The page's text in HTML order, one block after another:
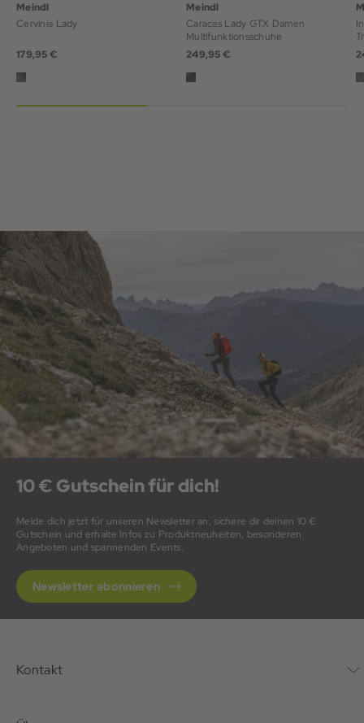
Meindl
Cervinia Lady
179,95 €
Meindl
Caracas Lady GTX Damen
Multifunktionsschuhe
249,95 €
10 € Gutschein für dich!
Melde dich jetzt für unseren Newsletter an, sichere dir deinen 10 €
Gutschein und erhalte Infos zu Produktneuheiten, besonderen
Angeboten und spannenden Events.
Newsletter abonnieren
Kontakt